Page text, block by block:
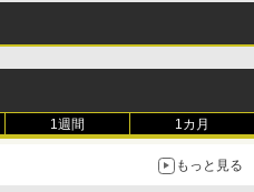
1週間 1カ月
もっと見る